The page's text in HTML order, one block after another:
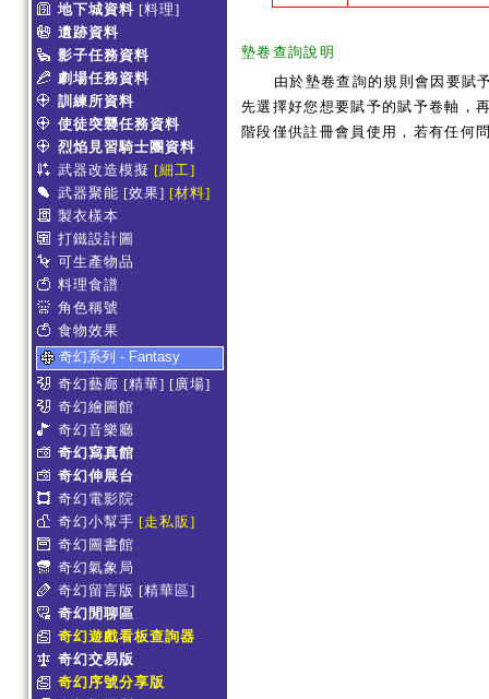
地下城資料 [料理]
遺跡資料
影子任務資料
劇場任務資料
訓練所資料
使徒突襲任務資料
烈焰見習騎士團資料
武器改造模擬 [細工]
武器聚能 [效果] [材料]
製衣樣本
打鐵設計圖
可生產物品
料理食譜
角色稱號
食物效果
奇幻系列 - Fantasy
奇幻藝廊 [精華] [廣場]
奇幻繪圖館
奇幻音樂廳
奇幻寫真館
奇幻伸展台
奇幻電影院
奇幻小幫手 [走私販]
奇幻圖書館
奇幻氣象局
奇幻留言版 [精華區]
奇幻閒聊區
奇幻遊戲看板查詢器
奇幻交易版
奇幻序號分享版
墊卷查詢說明
由於墊卷查詢的規則會因要賦
先選擇好您想要賦予的賦予卷軸，
階段僅供註冊會員使用，若有任何